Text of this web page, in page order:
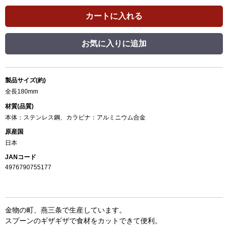
カートに入れる
お気に入りに追加
製品サイズ(約)
全長180mm
材質(品質)
本体：ステンレス鋼、カラビナ：アルミニウム合金
原産国
日本
JANコード
4976790755177
金物の町、燕三条で生産しています。
スプーンのギザギザで食材をカットできて便利。